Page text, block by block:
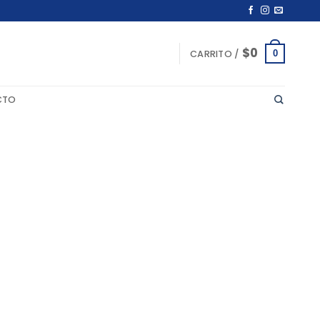
CARRITO / $0 0